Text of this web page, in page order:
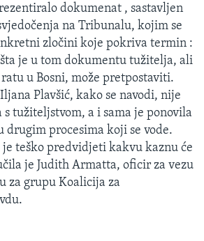
dokumenat , sastavljen
na Tribunalu, kojim se
zločini koje pokriva termin :
je u tom dokumentu tužitelja, ali
u Bosni, može pretpostaviti.
Plavšić, kako se navodi, nije
s tužiteljstvom, a i sama je ponovila
drugim procesima koji se vode.
je teško predvidjeti kakvu kaznu će
je Judith Armatta, oficir za vezu
za grupu Koalicija za